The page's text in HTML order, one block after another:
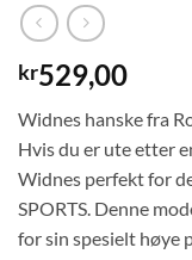
kr529,00
Widnes hanske fra
Hvis du er ute etter
Widnes perfekt for
SPORTS. Denne
for sin spesielt høye